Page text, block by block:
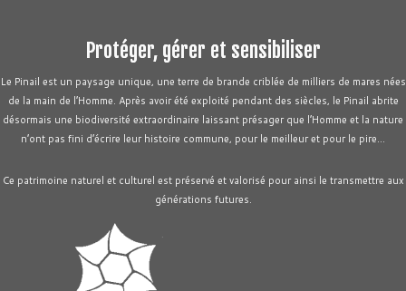
Protéger, gérer et sensibiliser
Le Pinail est un paysage unique, une terre de brande criblée de milliers de mares nées
de la main de l’Homme. Après avoir été exploité pendant des siècles, le Pinail abrite
désormais une biodiversité extraordinaire laissant présager que l’Homme et la nature
n’ont pas fini d’écrire leur histoire commune, pour le meilleur et pour le pire…
Ce patrimoine naturel et culturel est préservé et valorisé pour ainsi le transmettre aux
générations futures.